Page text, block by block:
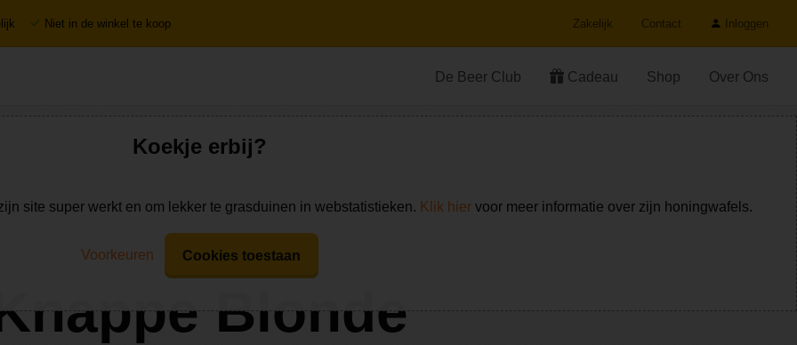
Niet in de winkel te koop Zakelijk Contact Inloggen
De Beer Club Cadeau Shop Over Ons
Blonde
Koekje erbij?
site super werkt en om lekker te grasduinen in webstatistieken. Klik hier voor meer informatie over zijn honingwafels.
Voorkeuren Cookies toestaan